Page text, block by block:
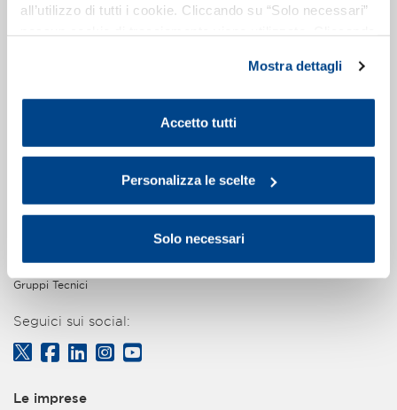
all’utilizzo di tutti i cookie. Cliccando su “Solo necessari”
propria volontà in relazione a ciascuna categoria di
cookie del sito. Per ulteriori informazioni consulta la
Mostra dettagli
Accetto tutti
Personalizza le scelte
Solo necessari
Chi Siamo
Assemblee
Organi
Sede di Monza e Brianza
Sede di Pavia
Gruppi e Sezioni
Gruppi Tecnici
Seguici sui social:
Le imprese